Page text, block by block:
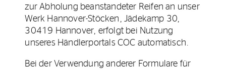
zur Abholung beanstandeter Reifen an unser
Werk Hannover-Stöcken, Jädekamp 30,
30419 Hannover, erfolgt bei Nutzung
unseres Händlerportals COC automatisch.
Bei der Verwendung anderer Formulare für